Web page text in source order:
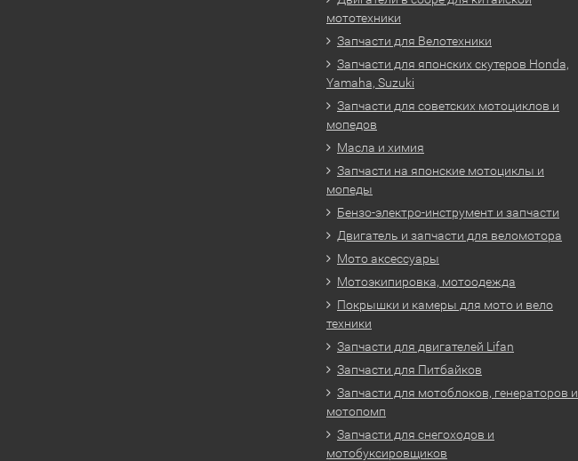
мототехники
Запчасти для Велотехники
Запчасти для японских скутеров Honda,
Yamaha, Suzuki
Запчасти для советских мотоциклов и
мопедов
Масла и химия
Запчасти на японские мотоциклы и
мопеды
Бензо-электро-инструмент и запчасти
Двигатель и запчасти для веломотора
Мото аксессуары
Мотоэкипировка, мотоодежда
Покрышки и камеры для мото и вело
техники
Запчасти для двигателей Lifan
Запчасти для Питбайков
Запчасти для мотоблоков, генераторов и
мотопомп
Запчасти для снегоходов и
мотобуксировщиков